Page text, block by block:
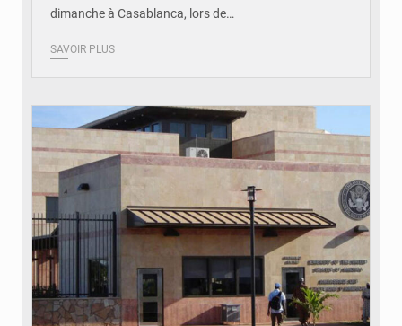
dimanche à Casablanca, lors de…
SAVOIR PLUS